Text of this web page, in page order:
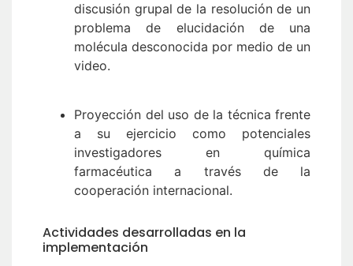
discusión grupal de la resolución de un
problema de elucidación de una
molécula desconocida por medio de un
video.
Proyección del uso de la técnica frente
a su ejercicio como potenciales
investigadores en química
farmacéutica a través de la
cooperación internacional.
Actividades desarrolladas en la
implementación